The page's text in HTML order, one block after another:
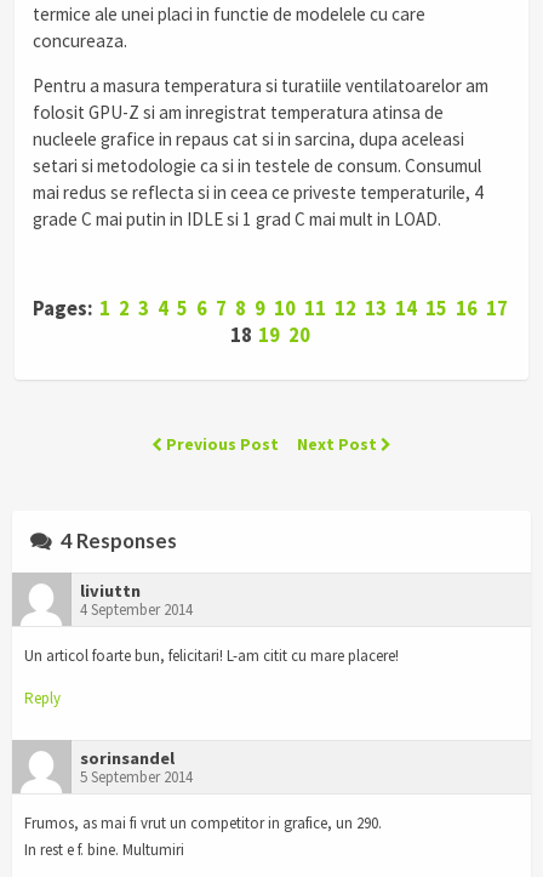
termice ale unei placi in functie de modelele cu care
concureaza.
Pentru a masura temperatura si turatiile ventilatoarelor am
folosit GPU-Z si am inregistrat temperatura atinsa de
nucleele grafice in repaus cat si in sarcina, dupa aceleasi
setari si metodologie ca si in testele de consum. Consumul
mai redus se reflecta si in ceea ce priveste temperaturile, 4
grade C mai putin in IDLE si 1 grad C mai mult in LOAD.
Pages: 1 2 3 4 5 6 7 8 9 10 11 12 13 14 15 16 17
18 19 20
Previous Post Next Post
4 Responses
liviuttn
4 September 2014
Un articol foarte bun, felicitari! L-am citit cu mare placere!
Reply
sorinsandel
5 September 2014
Frumos, as mai fi vrut un competitor in grafice, un 290.
In rest e f. bine. Multumiri